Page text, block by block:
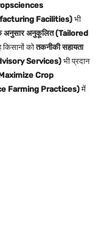
Facilities) भी
अनुसार अनुकूलित (Tailored
किसानों कोतकनीकी सहायता
Services) भी प्रदान
Crop
Farming Practices)में